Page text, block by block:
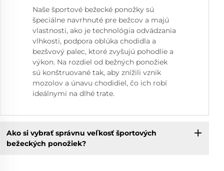
Naše športové bežecké ponožky sú
špeciálne navrhnuté pre bežcov a majú
vlastnosti, ako je technológia odvádzania
vlhkosti, podpora oblúka chodidla a
bezšvový palec, ktoré zvyšujú pohodlie a
výkon. Na rozdiel od bežných ponožiek
sú konštruované tak, aby znížili vznik
mozolov a únavu chodidiel, čo ich robí
ideálnymi na dlhé trate.
Ako si vybrať správnu veľkosť športových
bežeckých ponožiek?